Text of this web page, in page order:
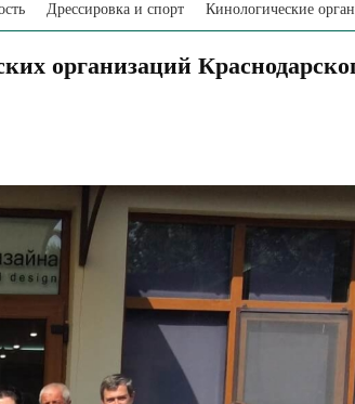
Дрессировка и спорт Кинологические
организаций